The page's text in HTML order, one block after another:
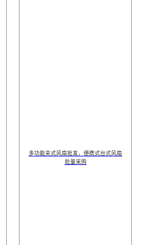
多功能夹式风扇批发，便携式台式风扇​
批量采购